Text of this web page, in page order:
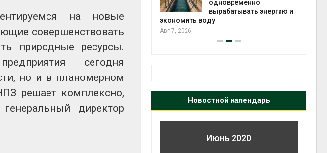
на новые
совершенствовать
природные ресурсы.
сегодня
но и в планомерном
решает комплексно,
директор
одновременно
вырабатывать энергию и
экономить воду
Авг 7, 2026
Новостной календарь
Июнь 2020